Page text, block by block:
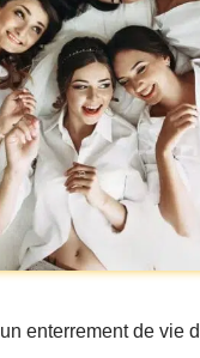
enterrement de vie